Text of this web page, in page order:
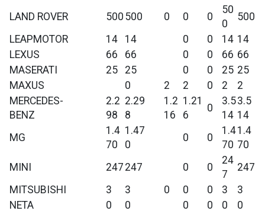
LAND ROVER 500 500 0 0 0
50
0
500
LEAPMOTOR
14 14 0 0 14 14
LEXUS
66 66 0 0 66 66
MASERATI
25 25 0 0 25 25
MAXUS
0 2 2 0 2
2
MERCEDES-
BENZ
2.2
98
2.29
8
1.2
16
1.21
6
0
3.5
14
3.5
14
MG
1.4
70
1.47
0
0 0
1.4
70
1.4
70
MINI
247 247 0 0
24
7
247
MITSUBISHI
3 3 0 0 0 3
3
NETA
0 0 0 0 0
0